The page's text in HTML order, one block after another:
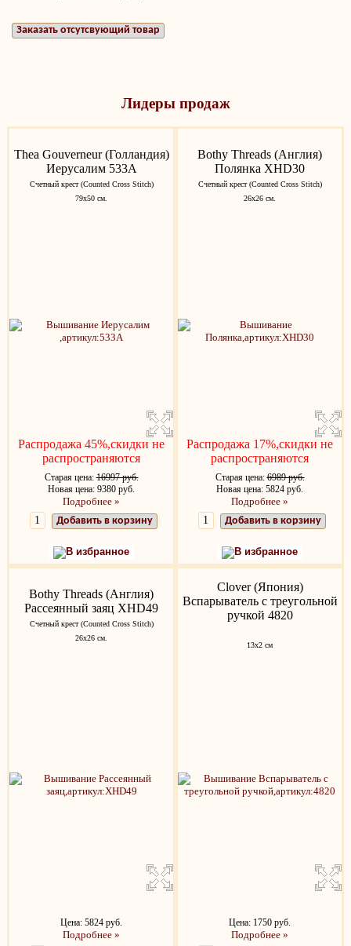
Заказать отсутсвующий товар
Лидеры продаж
Thea Gouverneur (Голландия)
Иерусалим 533A
Счетный крест (Counted Cross Stitch)
79х50 см.
Распродажа 45%,скидки не
распространяются
Старая цена:16997 руб.
Новая цена: 9380 руб.
Подробнее »
Добавить в корзину
В избранное
Bothy Threads (Англия)
Полянка XHD30
Счетный крест (Counted Cross Stitch)
26х26 см.
Распродажа 17%,скидки не
распространяются
Старая цена:6989 руб.
Новая цена: 5824 руб.
Подробнее »
Добавить в корзину
В избранное
Bothy Threads (Англия)
Рассеянный заяц XHD49
Счетный крест (Counted Cross Stitch)
26х26 см.
Цена: 5824 руб.
Подробнее »
Clover (Япония)
Вспарыватель с треугольной
ручкой 4820
13x2 см
Цена: 1750 руб.
Подробнее »